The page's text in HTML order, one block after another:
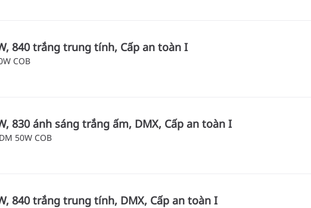
840 trắng trung tính, Cấp an toàn I
COB
830 ánh sáng trắng ấm, DMX, Cấp an toàn I
50W COB
840 trắng trung tính, DMX, Cấp an toàn I